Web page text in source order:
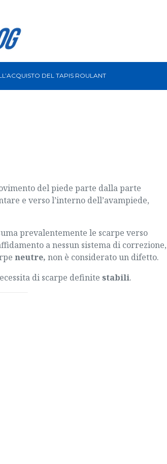
DEL TAPIS ROULANT
del piede parte dalla parte
e verso l’interno dell’avampiede,
prevalentemente le scarpe verso
a nessun sistema di correzione,
neutre, non è considerato un difetto.
di scarpe definite stabili.